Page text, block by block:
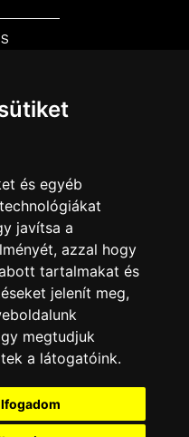
és egyéb
javítsa a
azzal hogy
tartalmakat és
jelenít meg,
megtudjuk
a látogatóink.